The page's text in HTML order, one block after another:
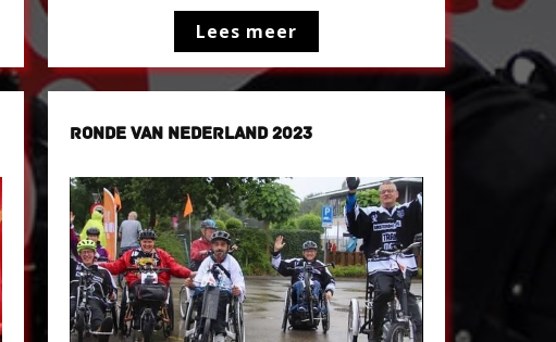
Lees meer
RONDE VAN NEDERLAND 2023